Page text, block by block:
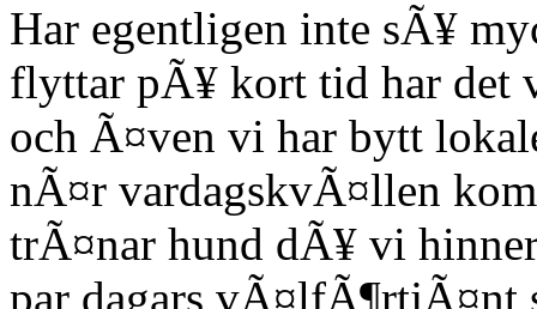
Har egentligen inte sÃ¥
flyttar pÃ¥ kort tid har det
och Ã¤ven vi har bytt
nÃ¤r vardagskvÃ¤llen
trÃ¤nar hund dÃ¥ vi
par dagars vÃ¤lfÃ¶rtjÃ¤nt